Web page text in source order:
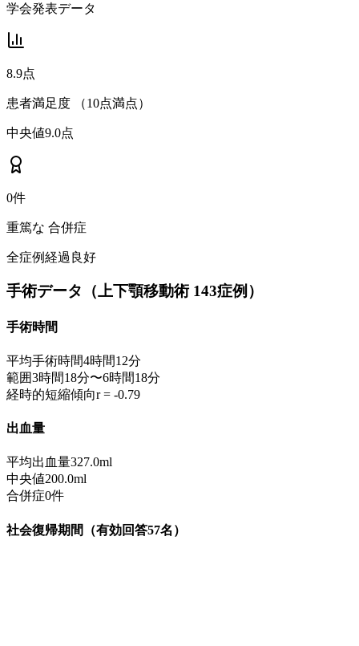
学会発表データ
8.9点
患者満足度 （10点満点）
中央値9.0点
0件
重篤な 合併症
全症例経過良好
手術データ（上下顎移動術 143症例）
手術時間
平均手術時間4時間12分
範囲3時間18分〜6時間18分
経時的短縮傾向r = -0.79
出血量
平均出血量327.0ml
中央値200.0ml
合併症0件
社会復帰期間（有効回答57名）